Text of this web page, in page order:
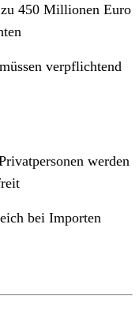
450 Millionen Euro
verpflichtend
werden
bei Importen